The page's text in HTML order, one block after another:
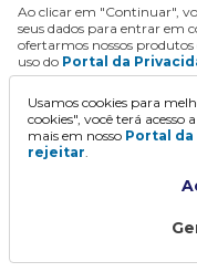
Ao clicar em "Continuar",
seus dados para entrar em
ofertarmos nossos produtos
uso do Portal da
Usamos cookies para
cookies", você terá acesso
mais em nosso Portal
rejeitar.